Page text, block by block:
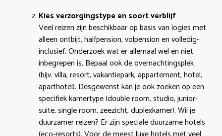
Kies verzorgingstype en soort verblijf
Veel reizen zijn beschikbaar op basis van logies met
alleen ontbijt, halfpension, volpension en volledig-
inclusief. Onderzoek wat er allemaal wel en niet
inbegrepen is. Bepaal ook de overnachtingsplek
(bijv. villa, resort, vakantiepark, appartement, hotel,
aparthotel). Desgewenst kan je ook zoeken op een
specifiek kamertype (double room, studio, junior-
suite, single room, zeezicht, duplexkamer). Wil je
duurzamer reizen? Er zijn speciale duurzame hotels